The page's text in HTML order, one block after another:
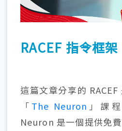
RACEF 指令框架
這篇文章分享的
「 The Neuron 」課
Neuron 是一個提供免